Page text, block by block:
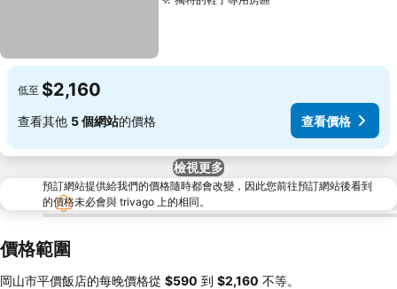
低至 $2,160
查看其他 5 個網站的價格 查看價格
檢視更多
預訂網站提供給我們的價格隨時都會改變，因此您前往預訂網站後看到
的價格未必會與 trivago 上的相同。
價格範圍
岡山市平價飯店的每晚價格從 ‎$590 到 ‎$2,160 不等。